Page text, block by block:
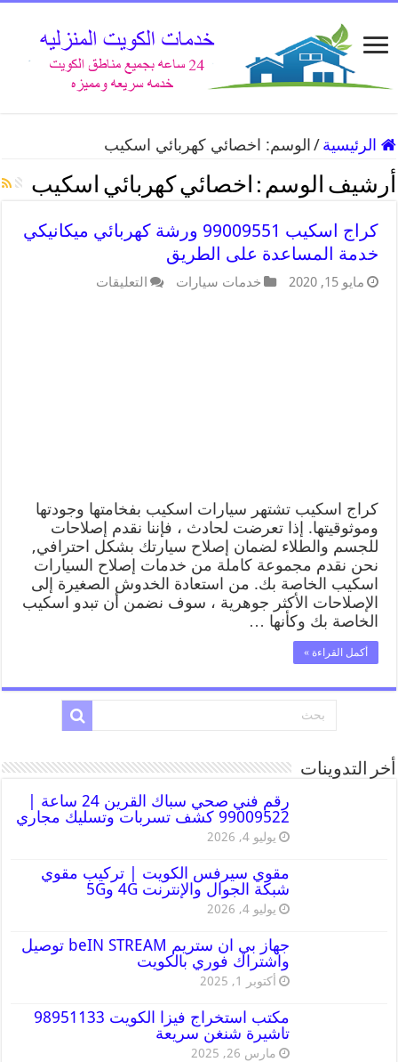
الرئيسية / الوسم: اخصائي كهربائي اسكيب
أرشيف الوسم : اخصائي كهربائي اسكيب
كراج اسكيب 99009551 ورشة كهربائي ميكانيكي
خدمة المساعدة على الطريق
مايو 15, 2020 خدمات سيارات التعليقات
كراج اسكيب تشتهر سيارات اسكيب بفخامتها وجودتها
وموثوقيتها. إذا تعرضت لحادث ، فإننا نقدم إصلاحات
للجسم والطلاء لضمان إصلاح سيارتك بشكل احترافي,
نحن نقدم مجموعة كاملة من خدمات إصلاح السيارات
اسكيب الخاصة بك. من استعادة الخدوش الصغيرة إلى
الإصلاحات الأكثر جوهرية ، سوف نضمن أن تبدو اسكيب
الخاصة بك وكأنها …
أكمل القراءة »
أخر التدوينات
رقم فني صحي سباك القرين 24 ساعة |
99009522 كشف تسربات وتسليك مجاري
يوليو 4, 2026
مقوي سيرفس الكويت | تركيب مقوي
شبكة الجوال والإنترنت 4G و5G
يوليو 4, 2026
جهاز بي ان ستريم beIN STREAM توصيل
واشتراك فوري بالكويت
أكتوبر 1, 2025
مكتب استخراج فيزا الكويت 98951133
تاشيرة شنغن سريعة
مارس 26, 2025